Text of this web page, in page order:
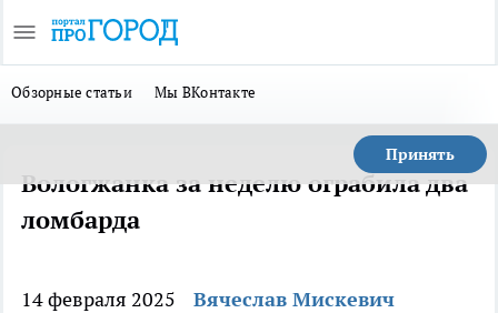
Обзорные статьи Мы ВКонтакте
Принять
Вологжанка за неделю ограбила два
ломбарда
14 февраля 2025 Вячеслав Мискевич